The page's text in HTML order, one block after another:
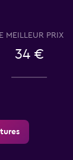
MEILLEUR PRIX
34 €